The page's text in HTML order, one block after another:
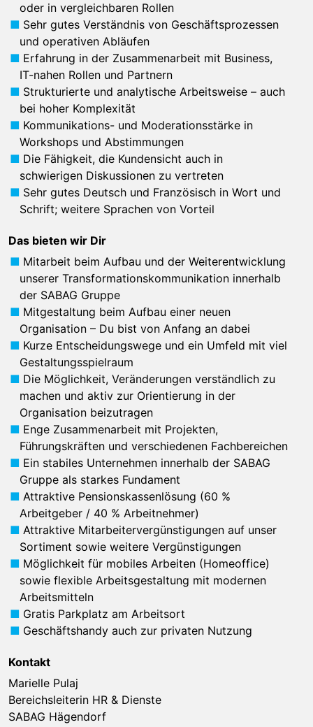
oder in vergleichbaren Rollen
Sehr gutes Verständnis von Geschäftsprozessen
und operativen Abläufen
Erfahrung in der Zusammenarbeit mit Business,
IT-nahen Rollen und Partnern
Strukturierte und analytische Arbeitsweise – auch
bei hoher Komplexität
Kommunikations- und Moderationsstärke in
Workshops und Abstimmungen
Die Fähigkeit, die Kundensicht auch in
schwierigen Diskussionen zu vertreten
Sehr gutes Deutsch und Französisch in Wort und
Schrift; weitere Sprachen von Vorteil
Das bieten wir Dir
Mitarbeit beim Aufbau und der Weiterentwicklung
unserer Transformationskommunikation innerhalb
der SABAG Gruppe
Mitgestaltung beim Aufbau einer neuen
Organisation – Du bist von Anfang an dabei
Kurze Entscheidungswege und ein Umfeld mit viel
Gestaltungsspielraum
Die Möglichkeit, Veränderungen verständlich zu
machen und aktiv zur Orientierung in der
Organisation beizutragen
Enge Zusammenarbeit mit Projekten,
Führungskräften und verschiedenen Fachbereichen
Ein stabiles Unternehmen innerhalb der SABAG
Gruppe als starkes Fundament
Attraktive Pensionskassenlösung (60 %
Arbeitgeber / 40 % Arbeitnehmer)
Attraktive Mitarbeitervergünstigungen auf unser
Sortiment sowie weitere Vergünstigungen
Möglichkeit für mobiles Arbeiten (Homeoffice)
sowie flexible Arbeitsgestaltung mit modernen
Arbeitsmitteln
Gratis Parkplatz am Arbeitsort
Geschäftshandy auch zur privaten Nutzung
Kontakt
Marielle Pulaj
Bereichsleiterin HR & Dienste
SABAG Hägendorf